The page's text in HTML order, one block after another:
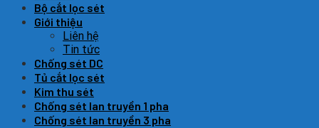
Bộ cắt lọc sét
Giới thiệu
Liên hệ
Tin tức
Chống sét DC
Tủ cắt lọc sét
Kim thu sét
Chống sét lan truyền 1 pha
Chống sét lan truyền 3 pha